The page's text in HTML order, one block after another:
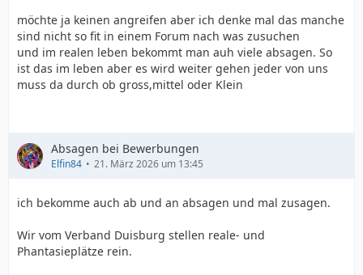
möchte ja keinen angreifen aber ich denke mal das manche
sind nicht so fit in einem Forum nach was zusuchen
und im realen leben bekommt man auh viele absagen. So
ist das im leben aber es wird weiter gehen jeder von uns
muss da durch ob gross,mittel oder Klein
Absagen bei Bewerbungen
Elfin84 21. März 2026 um 13:45
ich bekomme auch ab und an absagen und mal zusagen.
Wir vom Verband Duisburg stellen reale- und
Phantasieplätze rein.